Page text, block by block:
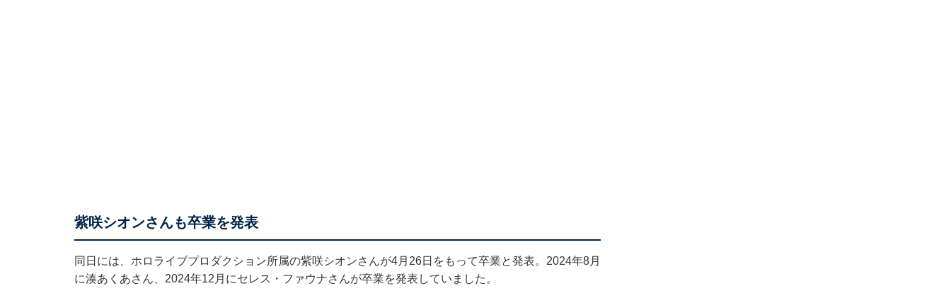
紫咲シオンさんも卒業を発表
同日には、ホロライブプロダクション所属の紫咲シオンさんが4月26日をもって卒業と発表。2024年8月
に湊あくあさん、2024年12月にセレス・ファウナさんが卒業を発表していました。